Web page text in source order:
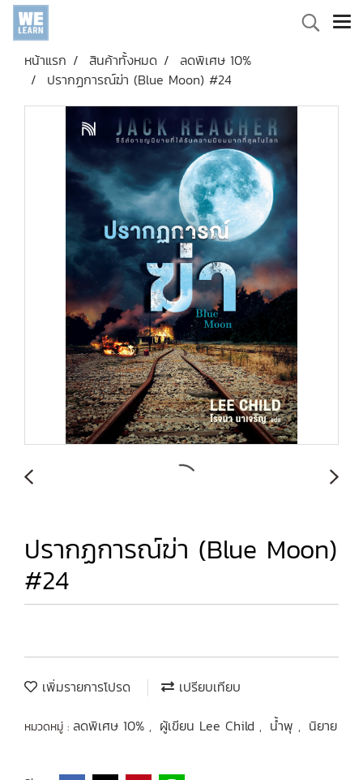
หน้าแรก สินค้าทั้งหมด
ลดพิเศษ 10%
ปรากฏการณ์ฆ่า (Blue Moon) #24
ปรากฏการณ์ฆ่า (Blue Moon)
#24
เพิ่มรายการโปรด เปรียบเทียบ
หมวดหมู่ : ลดพิเศษ 10% , ผู้เขียน Lee Child , น้ำพุ , นิยาย